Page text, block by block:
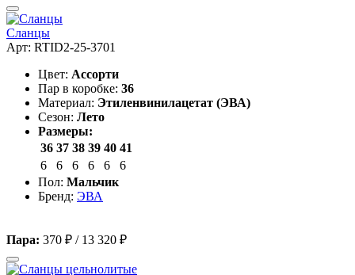
Сланцы
Арт: RTID2-25-3701
Цвет: Ассорти
Пар в коробке: 36
Материал: Этиленвинилацетат (ЭВА)
Сезон: Лето
Размеры:
36 37 38 39 40 41
6
6 6 6 6
6
Пол: Мальчик
Бренд: ЭВА
Пара: 370 ₽ / 13 320 ₽